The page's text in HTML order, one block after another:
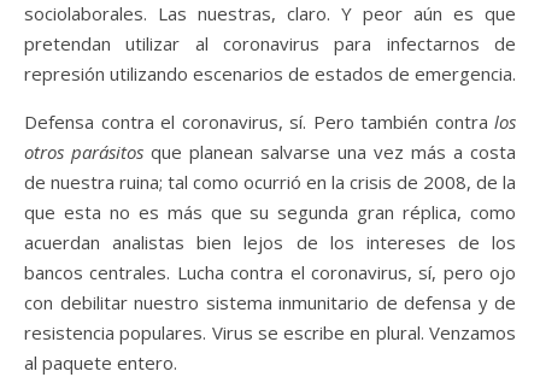
sociolaborales. Las nuestras, claro. Y peor aún es que
pretendan utilizar al coronavirus para infectarnos de
represión utilizando escenarios de estados de emergencia.
Defensa contra el coronavirus, sí. Pero también contra los
otros parásitos que planean salvarse una vez más a costa
de nuestra ruina; tal como ocurrió en la crisis de 2008, de la
que esta no es más que su segunda gran réplica, como
acuerdan analistas bien lejos de los intereses de los
bancos centrales. Lucha contra el coronavirus, sí, pero ojo
con debilitar nuestro sistema inmunitario de defensa y de
resistencia populares. Virus se escribe en plural. Venzamos
al paquete entero.